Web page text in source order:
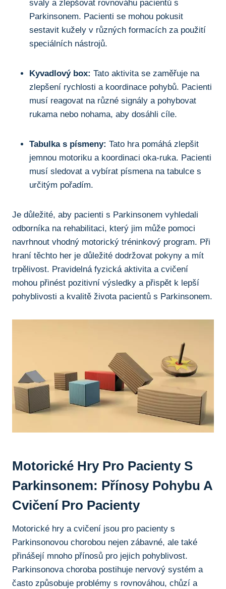
svaly a⁣ zlepšovat rovnováhu pacientů s
Parkinsonem. Pacienti⁤ se ⁤mohou pokusit
sestavit kužely v různých formacích za použití⁢
speciálních nástrojů.
Kyvadlový ‌box: Tato aktivita se zaměřuje‌ na
⁣zlepšení rychlosti a koordinace pohybů. ​Pacienti
musí reagovat na⁣ různé signály a pohybovat
rukama nebo nohama, aby‍ dosáhli‍ cíle.
Tabulka s písmeny: Tato hra pomáhá​ zlepšit
jemnou motoriku a koordinaci oka-ruka. ⁤Pacienti
musí sledovat a vybírat písmena na tabulce s
určitým pořadím.
Je důležité, aby pacienti ⁤s Parkinsonem vyhledali
odborníka na rehabilitaci, který jim může pomoci
navrhnout vhodný motorický tréninkový program. Při
hraní těchto her je důležité dodržovat pokyny ⁤a mít
trpělivost. Pravidelná ⁢fyzická aktivita a cvičení
mohou přinést pozitivní výsledky a⁣ přispět k lepší
pohyblivosti a kvalitě života pacientů s Parkinsonem.
Motorické⁢ Hry⁤ Pro Pacienty ⁢s
Parkinsonem:‌ Přínosy ‌pohybu A
Cvičení Pro Pacienty
Motorické hry a cvičení jsou pro pacienty s
Parkinsonovou chorobou nejen⁢ zábavné, ale také
přinášejí mnoho přínosů ‍pro jejich pohyblivost.
Parkinsonova choroba postihuje ⁣nervový‍ systém a​
často způsobuje problémy s rovnováhou, chůzí a